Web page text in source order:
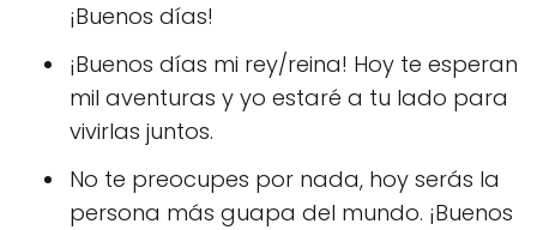
¡Buenos días!
¡Buenos días mi rey/reina! Hoy te esperan
mil aventuras y yo estaré a tu lado para
vivirlas juntos.
No te preocupes por nada, hoy serás la
persona más guapa del mundo. ¡Buenos